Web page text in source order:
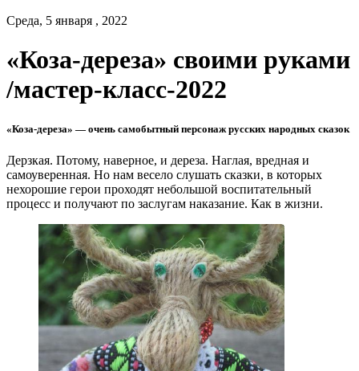
Среда, 5 января , 2022
«Коза-дереза» своими руками
/мастер-класс-2022
«Коза-дереза» — очень самобытный персонаж русских народных сказок
Дерзкая. Потому, наверное, и дереза. Наглая, вредная и
самоуверенная. Но нам весело слушать сказки, в которых
нехорошие герои проходят небольшой воспитательный
процесс и получают по заслугам наказание. Как в жизни.